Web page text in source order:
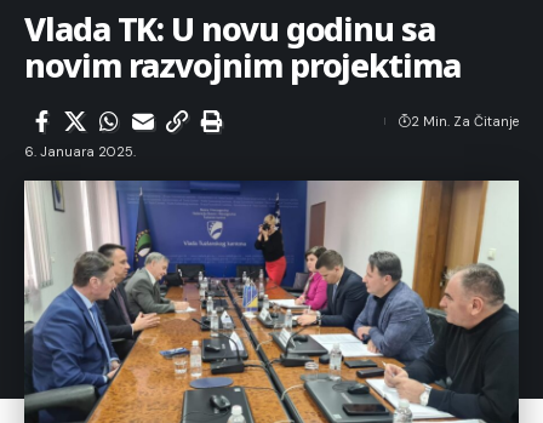
Vlada TK: U novu godinu sa
novim razvojnim projektima
6. Januara 2025.
2 Min. Za Čitanje